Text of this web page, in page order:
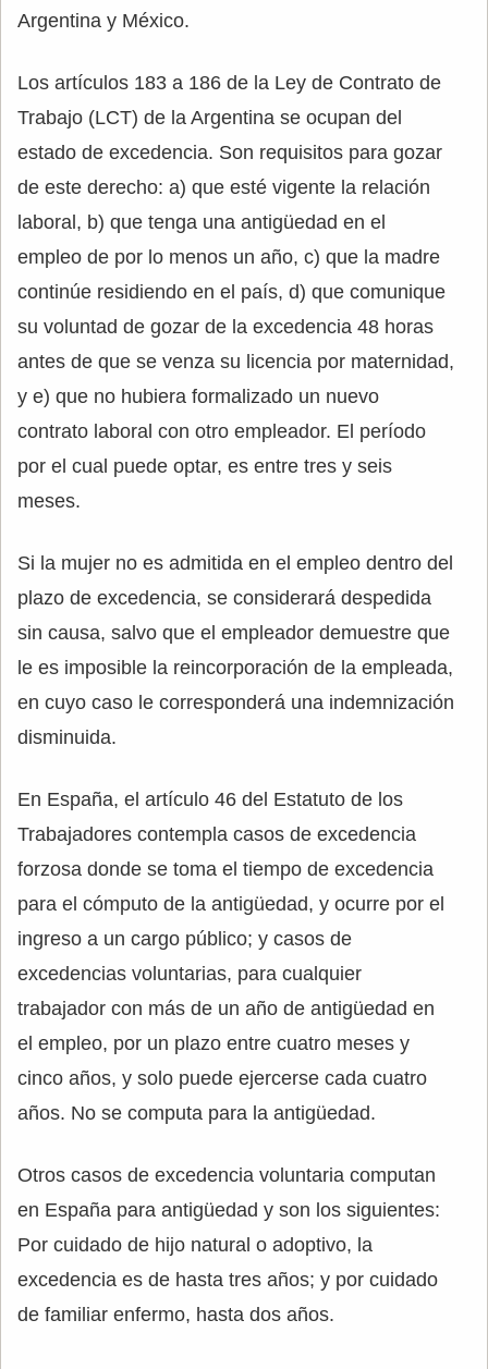
Argentina y México.
Los artículos 183 a 186 de la Ley de Contrato de
Trabajo (LCT) de la Argentina se ocupan del
estado de excedencia. Son requisitos para gozar
de este derecho: a) que esté vigente la relación
laboral, b) que tenga una antigüedad en el
empleo de por lo menos un año, c) que la madre
continúe residiendo en el país, d) que comunique
su voluntad de gozar de la excedencia 48 horas
antes de que se venza su licencia por maternidad,
y e) que no hubiera formalizado un nuevo
contrato laboral con otro empleador. El período
por el cual puede optar, es entre tres y seis
meses.
Si la mujer no es admitida en el empleo dentro del
plazo de excedencia, se considerará despedida
sin causa, salvo que el empleador demuestre que
le es imposible la reincorporación de la empleada,
en cuyo caso le corresponderá una indemnización
disminuida.
En España, el artículo 46 del Estatuto de los
Trabajadores contempla casos de excedencia
forzosa donde se toma el tiempo de excedencia
para el cómputo de la antigüedad, y ocurre por el
ingreso a un cargo público; y casos de
excedencias voluntarias, para cualquier
trabajador con más de un año de antigüedad en
el empleo, por un plazo entre cuatro meses y
cinco años, y solo puede ejercerse cada cuatro
años. No se computa para la antigüedad.
Otros casos de excedencia voluntaria computan
en España para antigüedad y son los siguientes:
Por cuidado de hijo natural o adoptivo, la
excedencia es de hasta tres años; y por cuidado
de familiar enfermo, hasta dos años.